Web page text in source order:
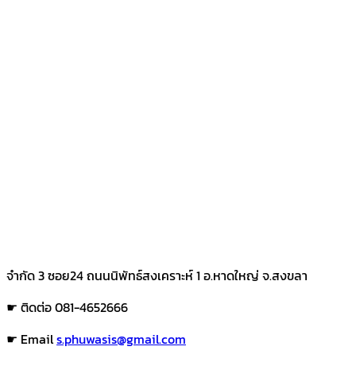
จำกัด 3 ซอย24 ถนนนิพัทธ์สงเคราะห์ 1 อ.หาดใหญ่ จ.สงขลา
☛ ติดต่อ 081-4652666
☛ Emails.phuwasis@gmail.com